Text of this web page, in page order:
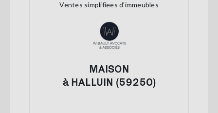
Ventes simplifiees d'immeubles
MAISON
à HALLUIN (59250)